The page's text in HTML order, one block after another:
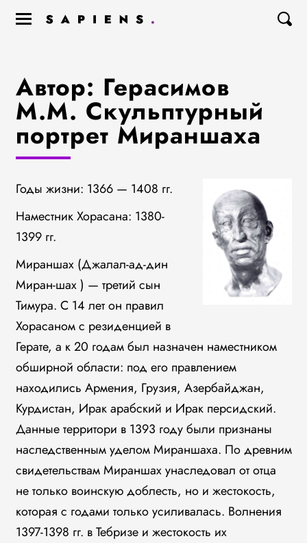
Автор: Герасимов
М.М. Скульптурный
портрет Мираншаха
Годы жизни: 1366 — 1408 гг.
Наместник Хорасана: 1380-
1399 гг.
Мираншах (Джалал-ад-дин
Миран-шах ) — третий сын
Тимура. С 14 лет он правил
Хорасаном с резиденцией в
Герате, а к 20 годам был назначен наместником
обширной области: под его правлением
находились Армения, Грузия, Азербайджан,
Курдистан, Ирак арабский и Ирак персидский.
Данные территори в 1393 году были признаны
наследственным уделом Мираншаха. По древним
свидетельствам Мираншах унаследовал от отца
не только воинскую доблесть, но и жестокость,
которая с годами только усиливалась. Волнения
1397-1398 гг. в Тебризе и жестокость их